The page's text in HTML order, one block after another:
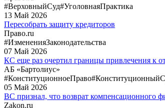
#ВерховныйСуд#УголовнаяПрактика
13 Май 2026
Пересобрать защиту кредиторов
Право.ru
#ИзмененияЗаконодательства
07 Май 2026
КС еще раз очертил границы привлечения к
АБ «Бартолиус»
#КонституционноеПраво
05 Май 2026
ВС признал, что возврат компенсационного
Zakon.ru